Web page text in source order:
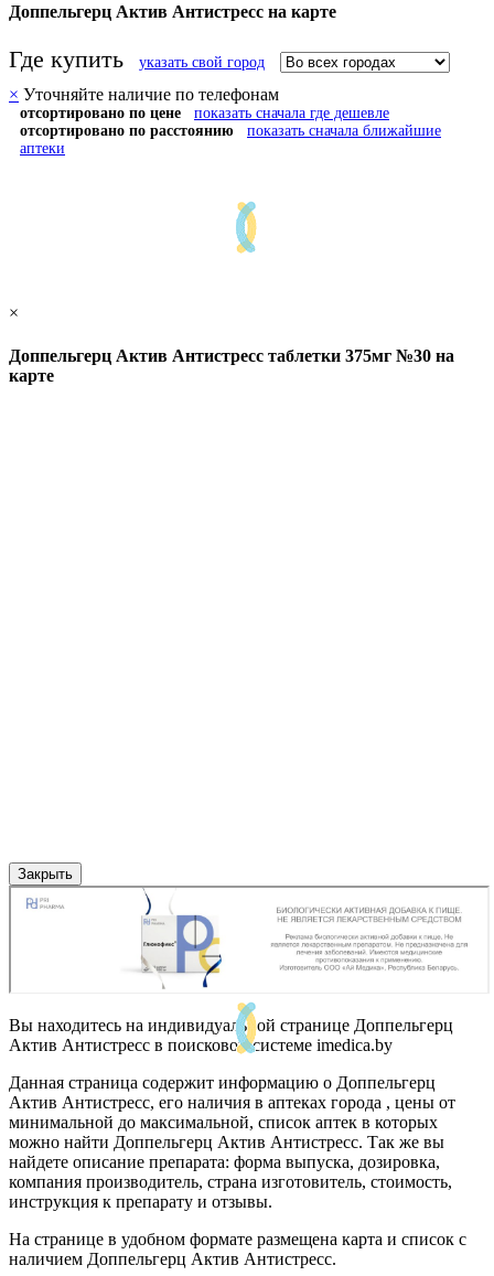
Доппельгерц Актив Антистресс на карте
Где купить указать свой город
× Уточняйте наличие по телефонам
отсортировано по цене
показать сначала где дешевле
отсортировано по расстоянию
показать сначала ближайшие
аптеки
×
Доппельгерц Актив Антистресс таблетки 375мг №30 на
карте
Закрыть
Вы находитесь на индивидуальной странице Доппельгерц
Актив Антистресс в поисковой системе imedica.by
Данная страница содержит информацию о Доппельгерц
Актив Антистресс, его наличия в аптеках города , цены от
минимальной до максимальной, список аптек в которых
можно найти Доппельгерц Актив Антистресс. Так же вы
найдете описание препарата: форма выпуска, дозировка,
компания производитель, страна изготовитель, стоимость,
инструкция к препарату и отзывы.
На странице в удобном формате размещена карта и список с
наличием Доппельгерц Актив Антистресс.